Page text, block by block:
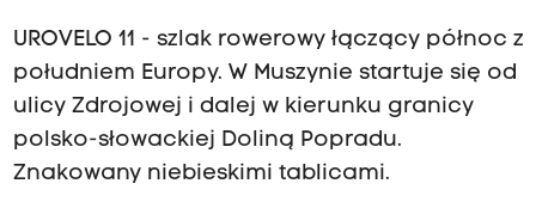
UROVELO 11 - szlak rowerowy łączący północ z
południem Europy. W Muszynie startuje się od
ulicy Zdrojowej i dalej w kierunku granicy
polsko-słowackiej Doliną Popradu.
Znakowany niebieskimi tablicami.